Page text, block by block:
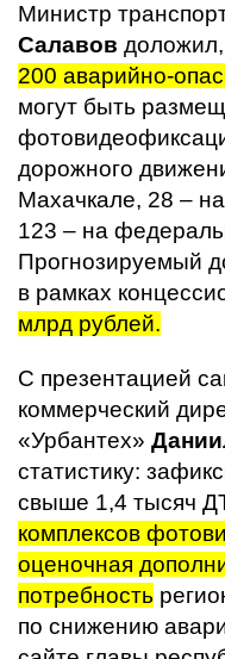
Министр
Салавов доложил,
200 аварийно-
могут быть
дорожного
Махачкале, 28 –
123 – на
Прогнозируемый
в рамках
млрд рублей.
С презентацией
коммерческий
«Урбантех»
статистику:
свыше 1,4 тысяч
комплексов
оценочная
потребность
по снижению